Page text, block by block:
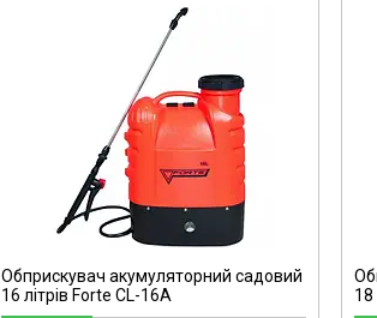
Обприскувач акумуляторний садовий
16 літрів Forte CL-16A
81438
18